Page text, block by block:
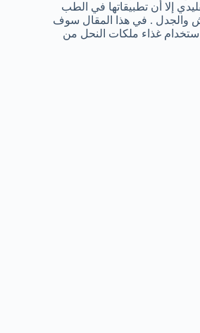
إلا أن تطبيقاتها في الطب
والجدل . في هذا المقال سوف
غذاء ملكات النحل من